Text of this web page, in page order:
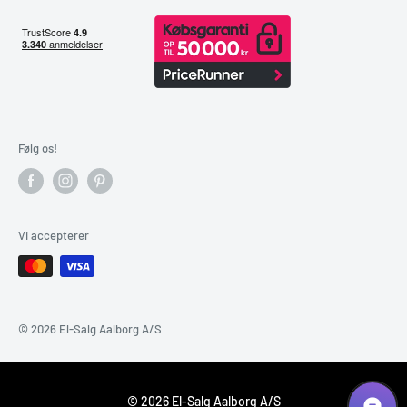
Følg os!
Vi accepterer
© 2026 El-Salg Aalborg A/S
© 2026 El-Salg Aalborg A/S